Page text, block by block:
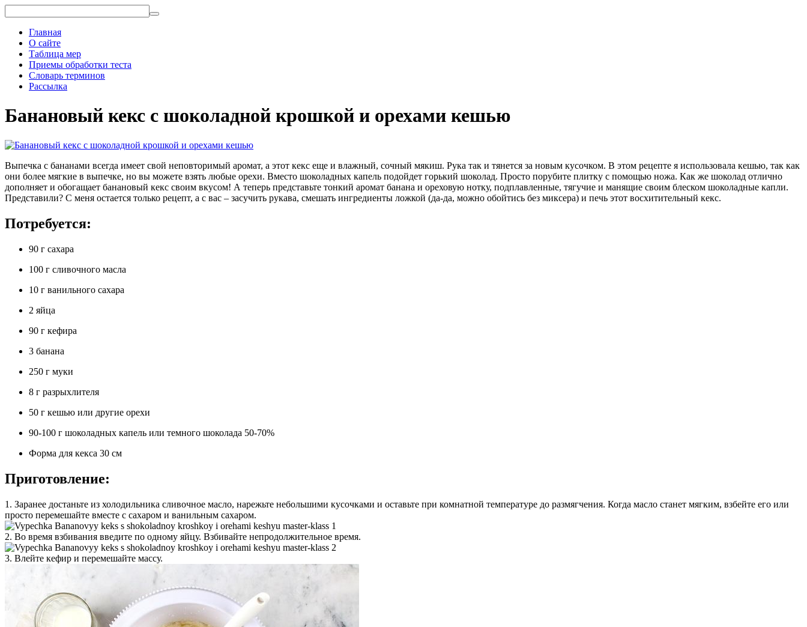
Главная
О сайте
Таблица мер
Приемы обработки теста
Словарь терминов
Рассылка
Банановый кекс с шоколадной крошкой и орехами кешью
Выпечка с бананами всегда имеет свой неповторимый аромат, а этот кекс еще и влажный, сочный мякиш. Рука так и тянется за новым кусочком. В этом рецепте я использовала кешью, так как
они более мягкие в выпечке, но вы можете взять любые орехи. Вместо шоколадных капель подойдет горький шоколад. Просто порубите плитку с помощью ножа. Как же шоколад отлично
дополняет и обогащает банановый кекс своим вкусом! А теперь представьте тонкий аромат банана и ореховую нотку, подплавленные, тягучие и манящие своим блеском шоколадные капли.
Представили? С меня остается только рецепт, а с вас – засучить рукава, смешать ингредиенты ложкой (да-да, можно обойтись без миксера) и печь этот восхитительный кекс.
Потребуется:
90 г сахара
100 г сливочного масла
10 г ванильного сахара
2 яйца
90 г кефира
3 банана
250 г муки
8 г разрыхлителя
50 г кешью или другие орехи
90-100 г шоколадных капель или темного шоколада 50-70%
Форма для кекса 30 см
Приготовление:
1. Заранее достаньте из холодильника сливочное масло, нарежьте небольшими кусочками и оставьте при комнатной температуре до размягчения. Когда масло станет мягким, взбейте его или
просто перемешайте вместе с сахаром и ванильным сахаром.
2. Во время взбивания введите по одному яйцу. Взбивайте непродолжительное время.
3. Влейте кефир и перемешайте массу.